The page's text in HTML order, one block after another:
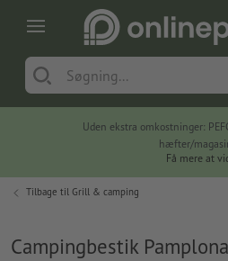
Uden ekstra omkostninger:
hæfter/
Få mere at
Tilbage til Grill & camping
Campingbestik Pamplona